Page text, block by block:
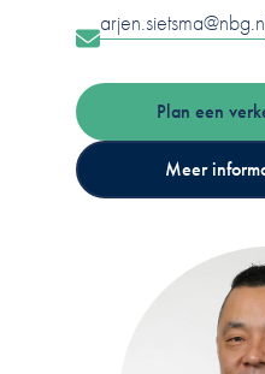
Plan een
Meer